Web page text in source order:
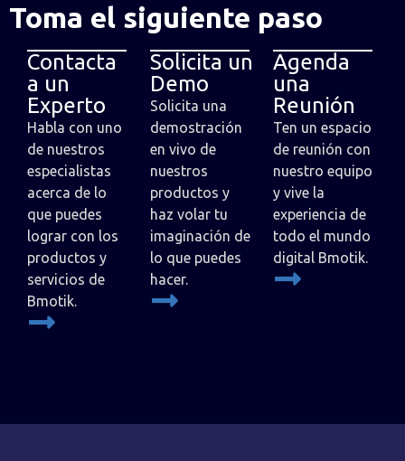
Toma el siguiente paso
Contacta
a un
Experto
Habla con uno
de nuestros
especialistas
acerca de lo
que puedes
lograr con los
productos y
servicios de
Bmotik.
Solicita un
Demo
Solicita una
demostración
en vivo de
nuestros
productos y
haz volar tu
imaginación de
lo que puedes
hacer.
Agenda
una
Reunión
Ten un espacio
de reunión con
nuestro equipo
y vive la
experiencia de
todo el mundo
digital Bmotik.